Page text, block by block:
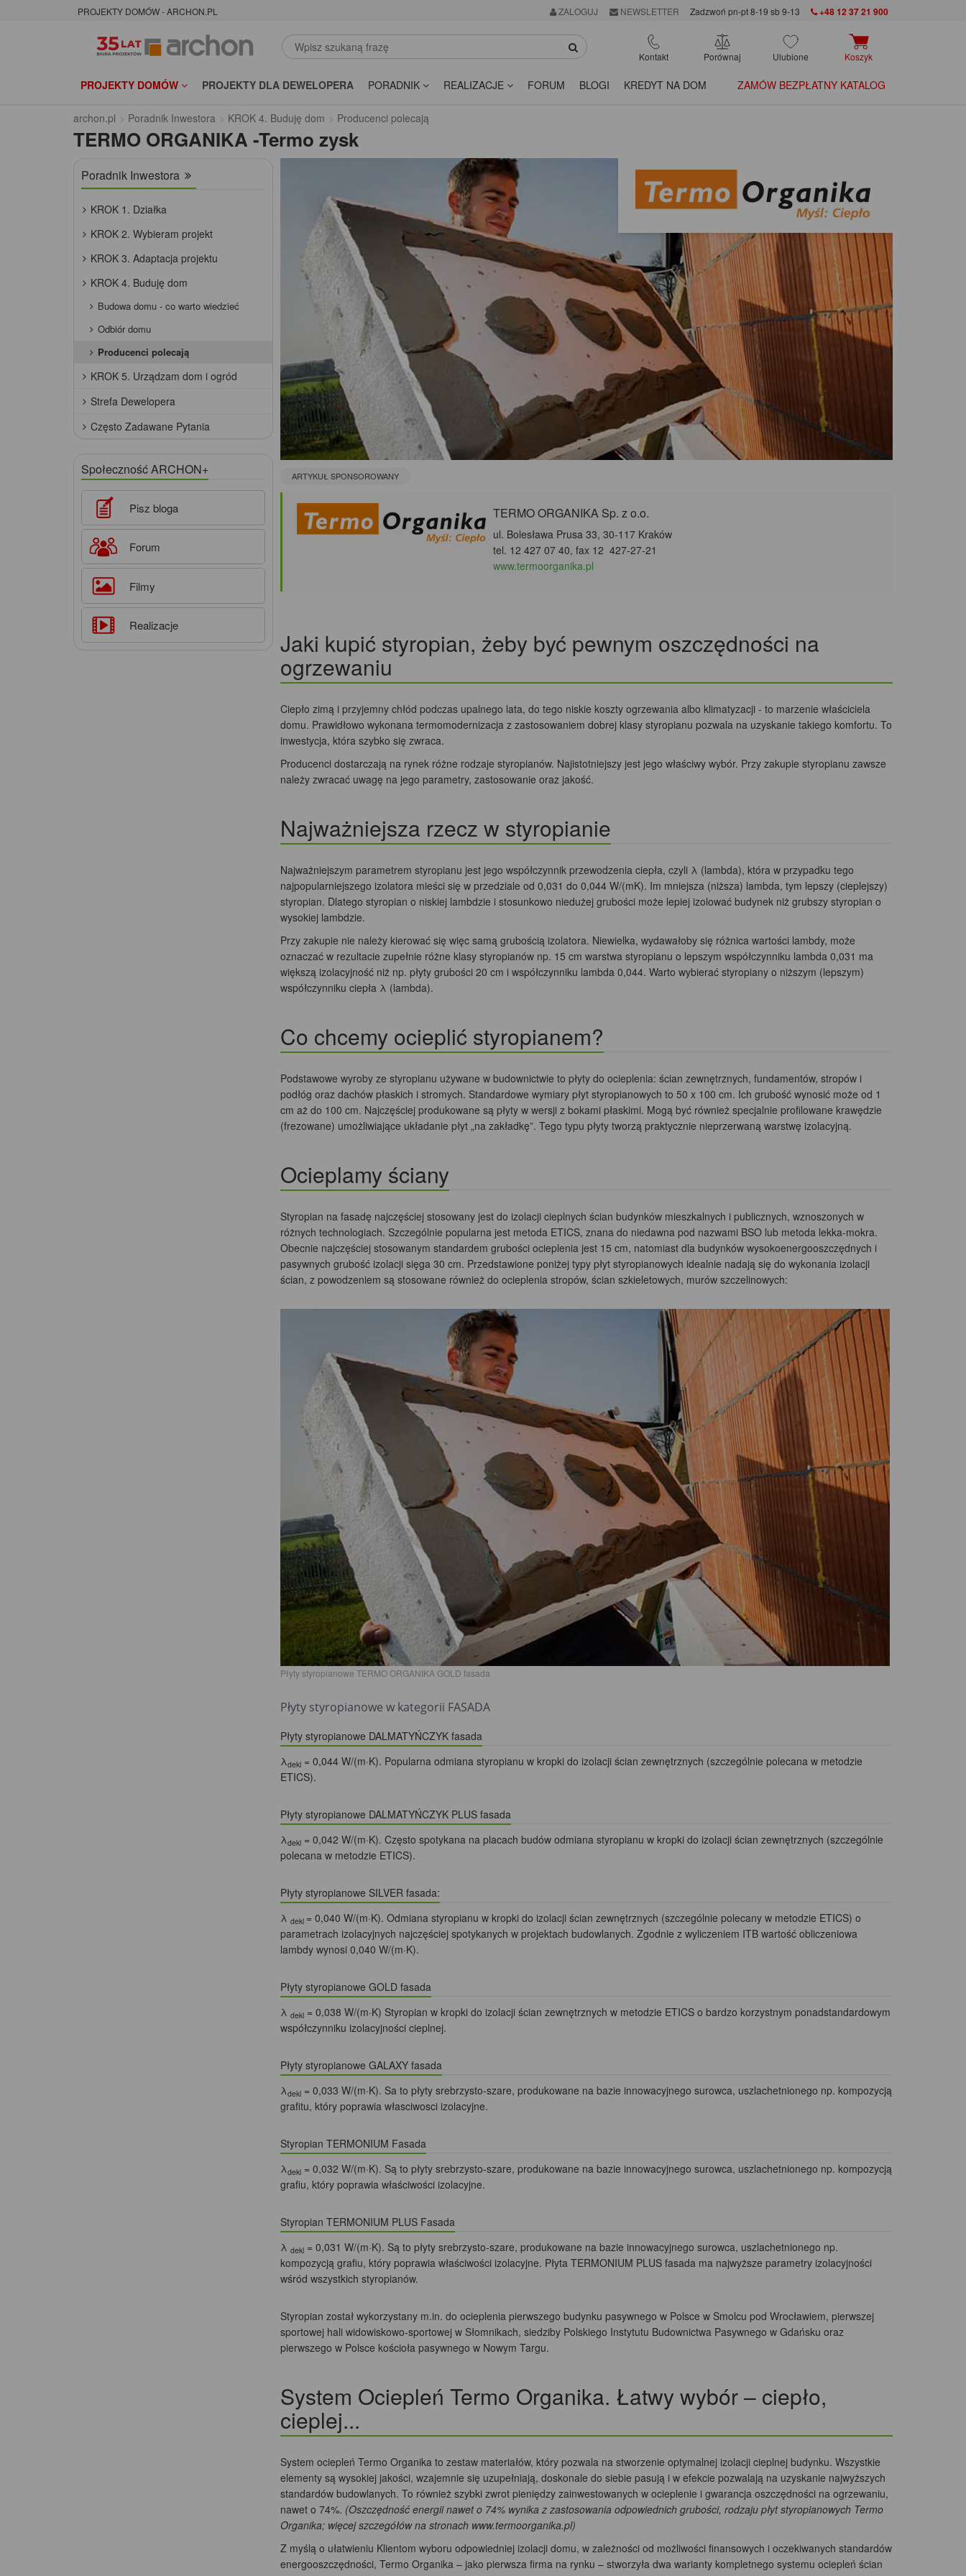
PROJEKTY DOMÓW - ARCHON.PL ZALOGUJ NEWSLETTER Zadzwoń pn-pt 8-19 sb 9-13 +48 12 37 21 900
Kontakt Porównaj Ulubione Koszyk
PROJEKTY DOMÓW PROJEKTY DLA DEWELOPERA PORADNIK REALIZACJE FORUM BLOGI KREDYT NA DOM ZAMÓW BEZPŁATNY KATALOG
archon.pl Poradnik Inwestora KROK 4. Buduję dom Producenci polecają
TERMO ORGANIKA -Termo zysk
ARTYKUŁ SPONSOROWANY
TERMO ORGANIKA Sp. z o.o.
ul. Bolesława Prusa 33, 30-117 Kraków
tel. 12 427 07 40, fax 12 427-27-21
www.termoorganika.pl
Jaki kupić styropian, żeby być pewnym oszczędności na
ogrzewaniu
Ciepło zimą i przyjemny chłód podczas upalnego lata, do tego niskie koszty ogrzewania albo klimatyzacji - to marzenie właściciela
domu. Prawidłowo wykonana termomodernizacja z zastosowaniem dobrej klasy styropianu pozwala na uzyskanie takiego komfortu. To
inwestycja, która szybko się zwraca.
Producenci dostarczają na rynek różne rodzaje styropianów. Najistotniejszy jest jego właściwy wybór. Przy zakupie styropianu zawsze
należy zwracać uwagę na jego parametry, zastosowanie oraz jakość.
Najważniejsza rzecz w styropianie
Najważniejszym parametrem styropianu jest jego współczynnik przewodzenia ciepła, czyli λ (lambda), która w przypadku tego
najpopularniejszego izolatora mieści się w przedziale od 0,031 do 0,044 W/(mK). Im mniejsza (niższa) lambda, tym lepszy (cieplejszy)
styropian. Dlatego styropian o niskiej lambdzie i stosunkowo niedużej grubości może lepiej izolować budynek niż grubszy styropian o
wysokiej lambdzie.
Przy zakupie nie należy kierować się więc samą grubością izolatora. Niewielka, wydawałoby się różnica wartości lambdy, może
oznaczać w rezultacie zupełnie różne klasy styropianów np. 15 cm warstwa styropianu o lepszym współczynniku lambda 0,031 ma
większą izolacyjność niż np. płyty grubości 20 cm i współczynniku lambda 0,044. Warto wybierać styropiany o niższym (lepszym)
współczynniku ciepła λ (lambda).
Co chcemy ocieplić styropianem?
Podstawowe wyroby ze styropianu używane w budownictwie to płyty do ocieplenia: ścian zewnętrznych, fundamentów, stropów i
podłóg oraz dachów płaskich i stromych. Standardowe wymiary płyt styropianowych to 50 x 100 cm. Ich grubość wynosić może od 1
cm aż do 100 cm. Najczęściej produkowane są płyty w wersji z bokami płaskimi. Mogą być również specjalnie profilowane krawędzie
(frezowane) umożliwiające układanie płyt „na zakładkę”. Tego typu płyty tworzą praktycznie nieprzerwaną warstwę izolacyjną.
Ocieplamy ściany
Styropian na fasadę najczęściej stosowany jest do izolacji cieplnych ścian budynków mieszkalnych i publicznych, wznoszonych w
różnych technologiach. Szczególnie popularna jest metoda ETICS, znana do niedawna pod nazwami BSO lub metoda lekka-mokra.
Obecnie najczęściej stosowanym standardem grubości ocieplenia jest 15 cm, natomiast dla budynków wysokoenergooszczędnych i
pasywnych grubość izolacji sięga 30 cm. Przedstawione poniżej typy płyt styropianowych idealnie nadają się do wykonania izolacji
ścian, z powodzeniem są stosowane również do ocieplenia stropów, ścian szkieletowych, murów szczelinowych:
Płyty styropianowe TERMO ORGANIKA GOLD fasada
Płyty styropianowe w kategorii FASADA
Płyty styropianowe DALMATYŃCZYK fasada
λdekl= 0,044 W/(m·K). Popularna odmiana styropianu w kropki do izolacji ścian zewnętrznych (szczególnie polecana w metodzie
ETICS).
Płyty styropianowe DALMATYŃCZYK PLUS fasada
λdekl= 0,042 W/(m·K). Często spotykana na placach budów odmiana styropianu w kropki do izolacji ścian zewnętrznych (szczególnie
polecana w metodzie ETICS).
Płyty styropianowe SILVER fasada:
λ dekl = 0,040 W/(m·K). Odmiana styropianu w kropki do izolacji ścian zewnętrznych (szczególnie polecany w metodzie ETICS) o
parametrach izolacyjnych najczęściej spotykanych w projektach budowlanych. Zgodnie z wyliczeniem ITB wartość obliczeniowa
lambdy wynosi 0,040 W/(m·K).
Płyty styropianowe GOLD fasada
λ dekl= 0,038 W/(m·K) Styropian w kropki do izolacji ścian zewnętrznych w metodzie ETICS o bardzo korzystnym ponadstandardowym
współczynniku izolacyjności cieplnej.
Płyty styropianowe GALAXY fasada
λdekl= 0,033 W/(m·K). Sa to płyty srebrzysto-szare, produkowane na bazie innowacyjnego surowca, uszlachetnionego np. kompozycją
grafitu, który poprawia własciwosci izolacyjne.
Styropian TERMONIUM Fasada
λdekl= 0,032 W/(m·K). Są to płyty srebrzysto-szare, produkowane na bazie innowacyjnego surowca, uszlachetnionego np. kompozycją
grafiu, który poprawia właściwości izolacyjne.
Styropian TERMONIUM PLUS Fasada
λ dekl= 0,031 W/(m·K). Są to płyty srebrzysto-szare, produkowane na bazie innowacyjnego surowca, uszlachetnionego np.
kompozycją grafiu, który poprawia właściwości izolacyjne. Płyta TERMONIUM PLUS fasada ma najwyższe parametry izolacyjności
wśród wszystkich styropianów.
Styropian został wykorzystany m.in. do ocieplenia pierwszego budynku pasywnego w Polsce w Smolcu pod Wrocławiem, pierwszej
sportowej hali widowiskowo-sportowej w Słomnikach, siedziby Polskiego Instytutu Budownictwa Pasywnego w Gdańsku oraz
pierwszego w Polsce kościoła pasywnego w Nowym Targu.
System Ociepleń Termo Organika. Łatwy wybór – ciepło,
cieplej...
System ociepleń Termo Organika to zestaw materiałów, który pozwala na stworzenie optymalnej izolacji cieplnej budynku. Wszystkie
elementy są wysokiej jakości, wzajemnie się uzupełniają, doskonale do siebie pasują i w efekcie pozwalają na uzyskanie najwyższych
standardów budowlanych. To również szybki zwrot pieniędzy zainwestowanych w ocieplenie i gwarancja oszczędności na ogrzewaniu,
nawet o 74%. (Oszczędność energii nawet o 74% wynika z zastosowania odpowiednich grubości, rodzaju płyt styropianowych Termo
Organika; więcej szczegółów na stronach www.termoorganika.pl)
Z myślą o ułatwieniu Klientom wyboru odpowiedniej izolacji domu, w zależności od możliwości finansowych i oczekiwanych standardów
energooszczędności, Termo Organika – jako pierwsza firma na rynku – stworzyła dwa warianty kompletnego systemu ociepleń ścian
Poradnik Inwestora
KROK 1. Działka
KROK 2. Wybieram projekt
KROK 3. Adaptacja projektu
KROK 4. Buduję dom
Budowa domu - co warto wiedzieć
Odbiór domu
Producenci polecają
KROK 5. Urządzam dom i ogród
Strefa Dewelopera
Często Zadawane Pytania
Społeczność ARCHON+
Pisz bloga
Forum
Filmy
Realizacje